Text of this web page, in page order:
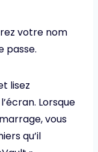
votre nom
passe.
lisez
Lorsque
vous
qu’il